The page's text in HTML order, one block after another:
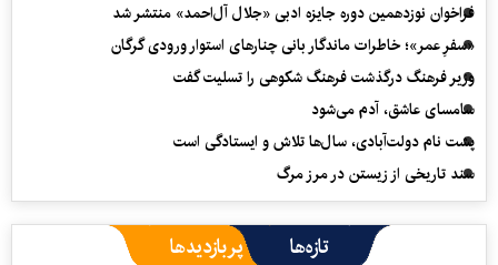
فراخوان نوزدهمین دوره جایزه ادبی «جلال آل‌احمد» منتشر شد
«سفرِ عمر»؛ خاطرات ماندگار بانی چنارهای استوار ورودی گرگان
وزیر فرهنگ درگذشت فرهنگ شکوهی را تسلیت گفت
سامسای عاشق، آدم می‌شود
پشت نام دولت‌آبادی، سال‌ها تلاش و ایستادگی است
سند تاریخی از زیستن در مرز مرگ
تازه‌ها پربازدیدها